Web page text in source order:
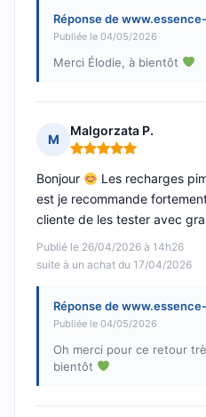
Réponse de
Publiée le 04/05/2026
Merci Élodie, à bientôt
M
Malgorzata P.
Note : 5 sur 5
Publié le 26/04/2026 à 14h26
suite à un achat du 17/04/2026
Bonjour
Les recharges
est je recommande
cliente de les tester avec
Réponse de
Publiée le 04/05/2026
Oh merci pour ce retour
bientôt